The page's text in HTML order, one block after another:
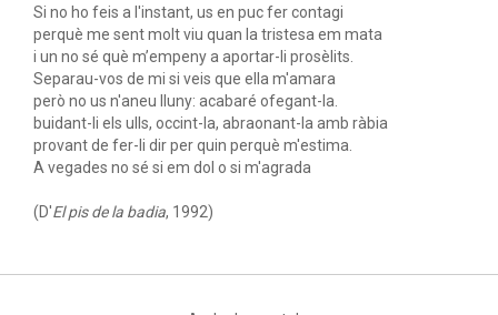
Si no ho feis a l'instant, us en puc fer contagi
perquè me sent molt viu quan la tristesa em mata
i un no sé què m’empeny a aportar-li prosèlits.
Separau-vos de mi si veis que ella m'amara
però no us n'aneu lluny: acabaré ofegant-la.
buidant-li els ulls, occint-la, abraonant-la amb ràbia
provant de fer-li dir per quin perquè m'estima.
A vegades no sé si em dol o si m'agrada
(D'El pis de la badia, 1992)